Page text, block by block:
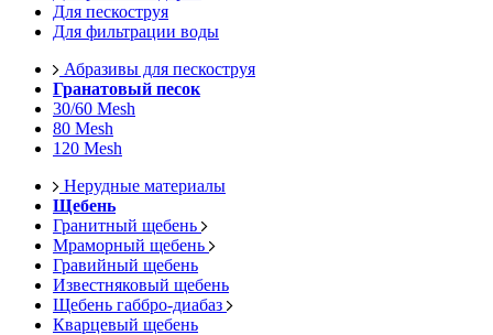
Для пескоструя
Для фильтрации воды
Абразивы для пескоструя
Гранатовый песок
30/60 Mesh
80 Mesh
120 Mesh
Нерудные материалы
Щебень
Гранитный щебень
Мраморный щебень
Гравийный щебень
Известняковый щебень
Щебень габбро-диабаз
Кварцевый щебень